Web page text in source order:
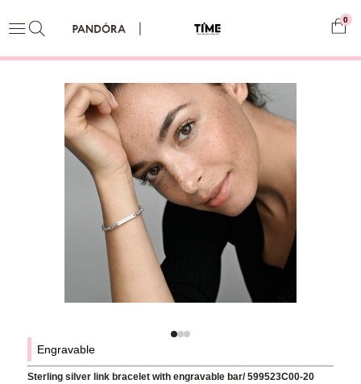
0
Engravable
Sterling silver link bracelet with engravable bar/ 599523C00-20